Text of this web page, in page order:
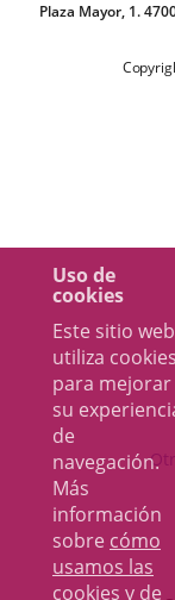
Uso de
cookies
Este sitio web
utiliza cookies
para mejorar
su
de
navegación.
Más
información
sobre cómo
usamos las
cookies y de
Plaza Mayor, 1.